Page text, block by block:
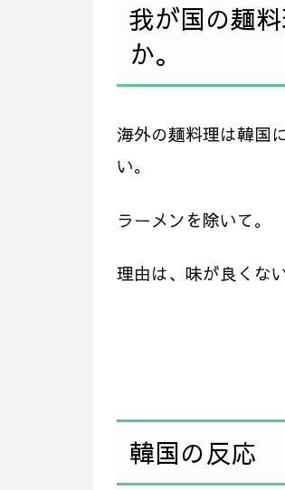
我が国の麺
か。
海外の麺料理は韓国
い。
ラーメンを除いて。
理由は、味が良くな
韓国の反応